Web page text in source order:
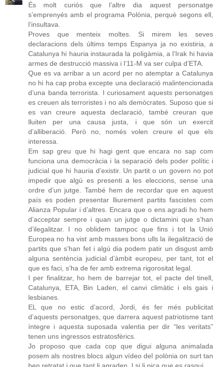
És molt curiós que l’altre dia aquest personatge
s’emprenyés amb el programa Polònia, perquè segons ell,
l’insultava.
Proves que menteix moltes. Si mirem les seves
declaracions dels últims temps Espanya ja no existiria, a
Catalunya hi hauria instaurada la poligàmia, a l’Irak hi havia
armes de destrucció massiva i l’11-M va ser culpa d’ETA.
Que es va arribar a un acord per no atemptar a Catalunya
no hi ha cap proba excepte una declaració malintencionada
d’una banda terrorista. I curiosament aquests personatges
es creuen als terroristes i no als demòcrates. Suposo que si
es van creure aquesta declaració, també creuran que
lluiten per una causa justa, i que són un exercit
d’alliberació. Però no, només volen creure el que els
interessa.
Em sap greu que hi hagi gent que encara no sap com
funciona una democràcia i la separació dels poder polític i
judicial que hi hauria d’existir. Un partit o un govern no pot
impedir que algú es presenti a les eleccions, sense una
ordre d’un jutge. També hem de recordar que en aquest
país es poden presentar lliurement partits fascistes com
Alianza Popular i d’altres. Encara que o ens agradi ho hem
d’acceptar sempre i quan un jutge o dictamini que s’han
d’ilegalitzar. I no oblidem tampoc que fins i tot la Unió
Europea no ha vist amb masses bons ulls la ilegalització de
partits que s’han fet i algú dia podem patir un disgust amb
alguna sentència judicial d’àmbit europeu, per tant, tot el
que es faci, s’ha de fer amb extrema rigorositat legal.
I per finalitzar, ho hem de barrejar tot, el pacte del tinell,
Catalunya, ETA, Bin Laden, el canvi climàtic i els gais i
lesbianes.
EL que no estic d’acord, Jordi, és fer més publicitat
d’aquests personatges, que darrera aquest patriotisme tant
íntegre i aquesta suposada valentia per dir “les veritats”
tenen uns ingressos estratosfèrics.
Jo proposo que cada cop que digui alguna animalada
posem als nostres blocs algun vídeo del polònia on surt tan
ben retratat i que tant li agraden. I si li pica que es rasqui.